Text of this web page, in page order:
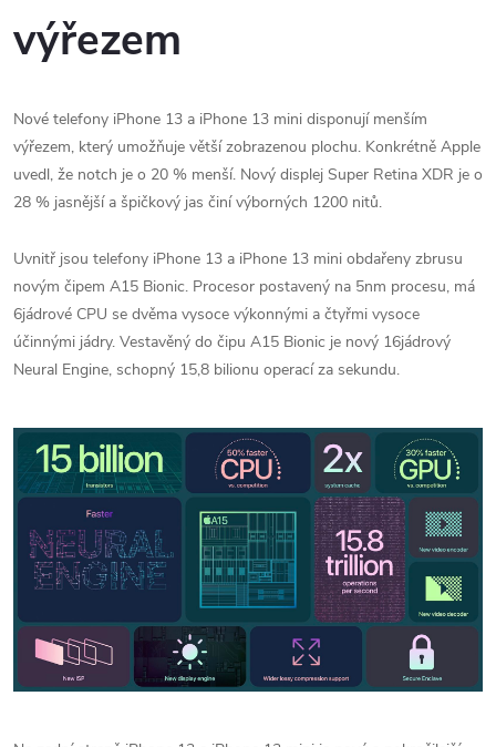
výřezem
Nové telefony iPhone 13‌ a ‌iPhone 13‌ mini disponují menším
výřezem, který umožňuje větší zobrazenou plochu. Konkrétně Apple
uvedl, že notch je o 20 % menší. Nový displej Super Retina XDR je o
28 % jasnější a špičkový jas činí výborných 1200 nitů.
Uvnitř jsou telefony iPhone 13‌ a ‌iPhone 13‌ mini obdařeny zbrusu
novým čipem A15 Bionic. Procesor postavený na 5nm procesu, má
6jádrové CPU se dvěma vysoce výkonnými a čtyřmi vysoce
účinnými jádry. Vestavěný do čipu A15 Bionic je nový 16jádrový
Neural Engine, schopný 15,8 bilionu operací za sekundu.